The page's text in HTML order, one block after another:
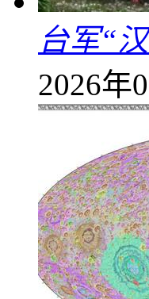
台军“
2026年